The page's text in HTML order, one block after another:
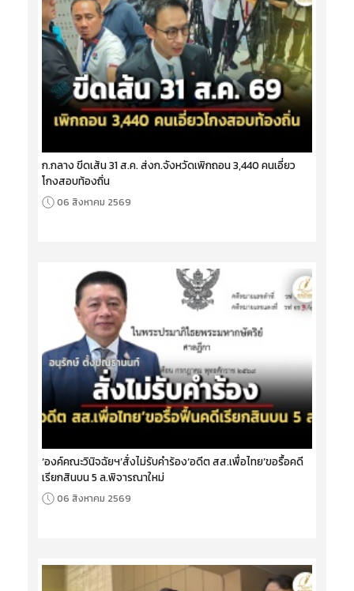
ก.กลาง ขีดเส้น 31 ส.ค. ส่งก.จังหวัดเพิกถอน 3,440 คนเอี่ยว
โกงสอบท้องถิ่น
06 สิงหาคม 2569
‘องค์คณะวินิจฉัยฯ’สั่งไม่รับคำร้อง‘อดีต สส.เพื่อไทย’ขอรื้อคดี
เรียกสินบน 5 ล.พิจารณาใหม่
06 สิงหาคม 2569